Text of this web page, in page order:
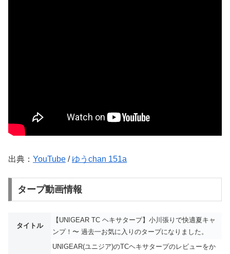
出典： YouTube / ゆうchan 151a
タープ動画情報
タイトル
【UNIGEAR TC ヘキサタープ】小川張りで快適夏キャ
ンプ！〜 過去一お気に入りのタープになりました。
UNIGEAR(ユニジア)のTCヘキサタープのレビューをか